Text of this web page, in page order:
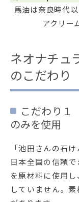
馬油は奈良時代
アクリー
ネオナチュ
のこだわり
こだわり１
のみを使用
「池田さんの石
日本全国の信頼
を原材料に使用
していません。